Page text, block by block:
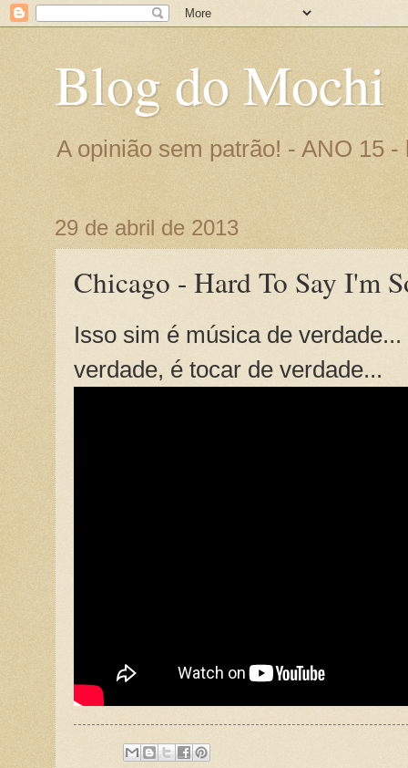
Blog do Mochi
A opinião sem patrão! - ANO 15
29 de abril de 2013
Chicago - Hard To Say I'm
Isso sim é música de
verdade, é tocar de verdade...